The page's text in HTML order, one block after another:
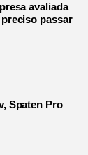
avaliada
preciso passar
Spaten Pro